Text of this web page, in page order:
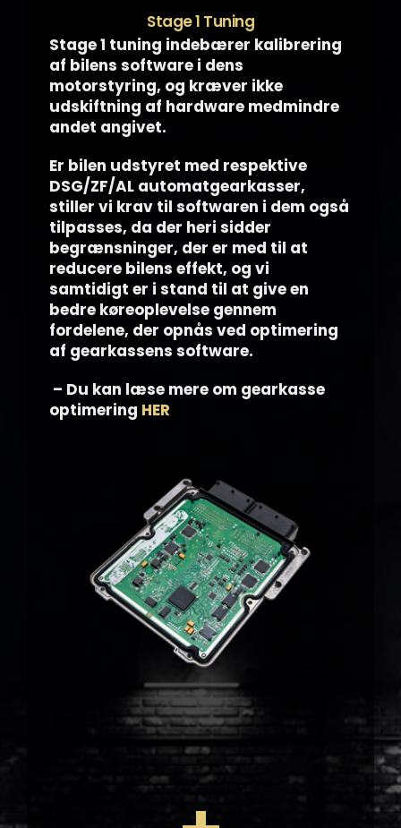
Stage 1 Tuning
Stage 1 tuning indebærer kalibrering
af bilens software i dens
motorstyring, og kræver ikke
udskiftning af hardware medmindre
andet angivet.
Er bilen udstyret med respektive
DSG/ZF/AL automatgearkasser,
stiller vi krav til softwaren i dem også
tilpasses, da der heri sidder
begrænsninger, der er med til at
reducere bilens effekt, og vi
samtidigt er i stand til at give en
bedre køreoplevelse gennem
fordelene, der opnås ved optimering
af gearkassens software.
– Du kan læse mere om gearkasse
optimering HER